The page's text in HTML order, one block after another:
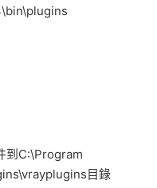
到C:\Program
目錄